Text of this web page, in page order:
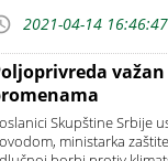
2021-04-14 16:46:47
Skupštine Srbije
ministarka